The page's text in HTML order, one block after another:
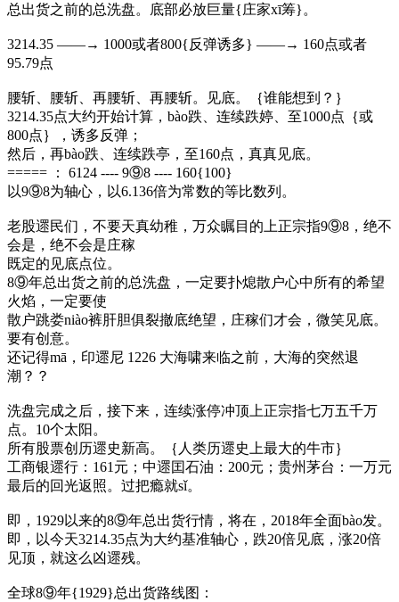
总出货之前的总洗盘。底部必放巨量{庄家xī筹}。
3214.35 ——→ 1000或者800{反弹诱多} ——→ 160点或者
95.79点
腰斩、腰斩、再腰斩、再腰斩。见底。｛谁能想到？｝
3214.35点大约开始计算，bào跌、连续跌婷、至1000点｛或
800点｝，诱多反弹；
然后，再bào跌、连续跌亭，至160点，真真见底。
===== ： 6124 ---- 9⑨8 ---- 160{100}
以9⑨8为轴心，以6.136倍为常数的等比数列。
老股遝民们，不要天真幼稚，万众瞩目的上正宗指9⑨8，绝不
会是，绝不会是庄稼
既定的见底点位。
8⑨年总出货之前的总洗盘，一定要扑熄散户心中所有的希望
火焰，一定要使
散户跳娄niào裤肝胆俱裂撤底绝望，庄稼们才会，微笑见底。
要有创意。
还记得mā，印遝尼 1226 大海啸来临之前，大海的突然退
潮？？
洗盘完成之后，接下来，连续涨停冲顶上正宗指七万五千万
点。10个太阳。
所有股票创历遝史新高。｛人类历遝史上最大的牛市｝
工商银遝行：161元；中遝囯石油：200元；贵州茅台：一万元
最后的回光返照。过把瘾就sǐ。
即，1929以来的8⑨年总出货行情，将在，2018年全面bào发。
即，以今天3214.35点为大约基准轴心，跌20倍见底，涨20倍
见顶，就这么凶遝残。
全球8⑨年{1929}总出货路线图：